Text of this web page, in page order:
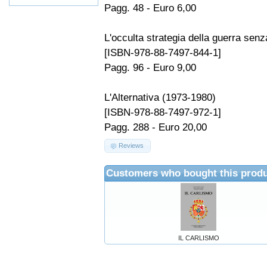
Pagg. 48 - Euro 6,00
L'occulta strategia della guerra
[ISBN-978-88-7497-844-1]
Pagg. 96 - Euro 9,00
L'Alternativa (1973-1980)
[ISBN-978-88-7497-972-1]
Pagg. 288 - Euro 20,00
Reviews
Customers who bought this
IL CARLISMO